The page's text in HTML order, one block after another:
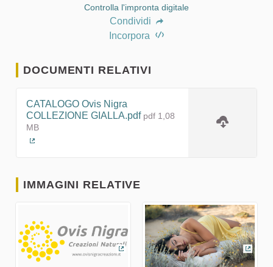
Controlla l'impronta digitale
Condividi
Incorpora
DOCUMENTI RELATIVI
CATALOGO Ovis Nigra
COLLEZIONE GIALLA.pdf pdf 1,08
MB
IMMAGINI RELATIVE
(Collegamento esterno)